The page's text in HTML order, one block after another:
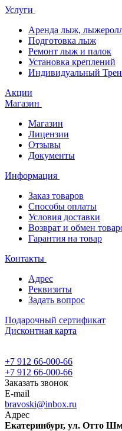
Услуги
Аренда лыж,
Подготовка лыж
Ремонт лыж и палок
Установка креплений
Индивидуальный
Акции
Магазин
Магазин
Лицензии
Отзывы
Документы
Информация
Заказ товаров
Способы оплаты
Условия доставки
Возврат и обмен
Гарантия на товар
Контакты
Адрес
Реквизиты
Задать вопрос
Подарочный сертификат
Дисконтная карта
+7 912 66-000-66
+7 912 66-000-66
Заказать звонок
E-mail
bravoski@inbox.ru
Адрес
Екатеринбург, ул. Отто